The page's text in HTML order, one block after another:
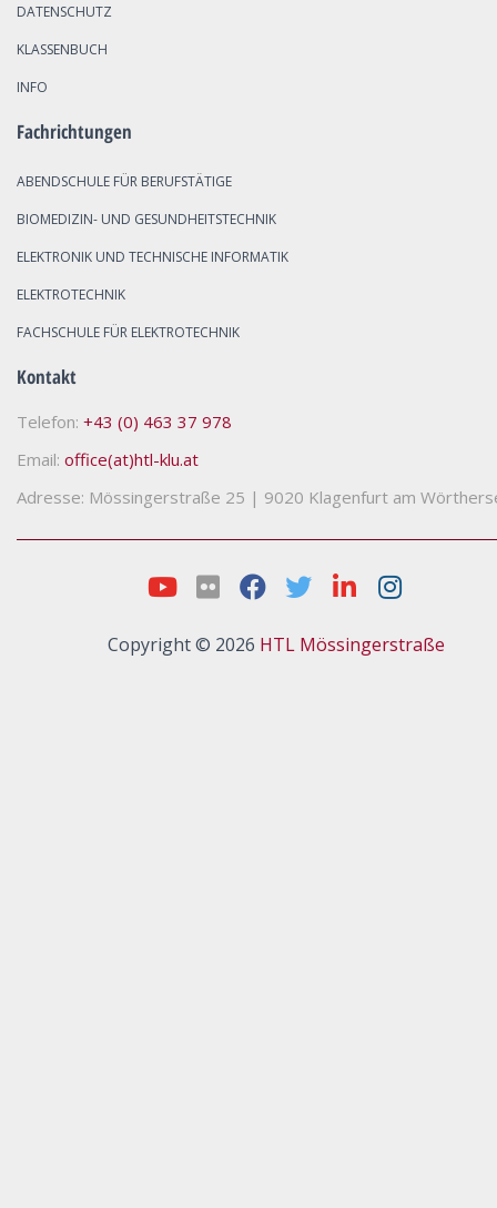
DATENSCHUTZ
KLASSENBUCH
INFO
Fachrichtungen
ABENDSCHULE FÜR BERUFSTÄTIGE
BIOMEDIZIN- UND GESUNDHEITSTECHNIK
ELEKTRONIK UND TECHNISCHE INFORMATIK
ELEKTROTECHNIK
FACHSCHULE FÜR ELEKTROTECHNIK
Kontakt
Telefon: +43 (0) 463 37 978
Email: office(at)htl-klu.at
Adresse: Mössingerstraße 25 | 9020 Klagenfurt am
Copyright © 2026 HTL Mössingerstraße